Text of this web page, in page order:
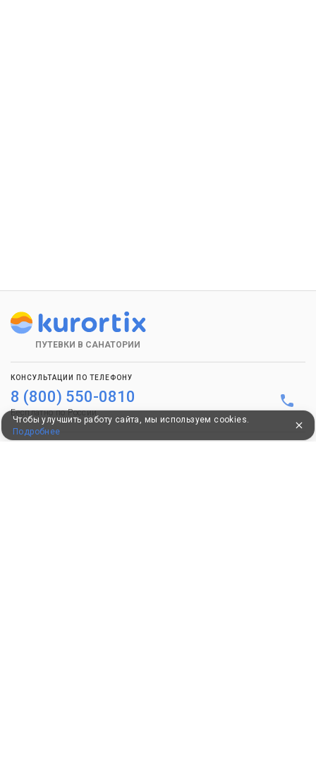
ПУТЕВКИ В САНАТОРИИ
КОНСУЛЬТАЦИИ ПО ТЕЛЕФОНУ
8 (800) 550-0810
Бесплатно по России
Чтобы улучшить работу сайта, мы используем cookies.
Подробнее